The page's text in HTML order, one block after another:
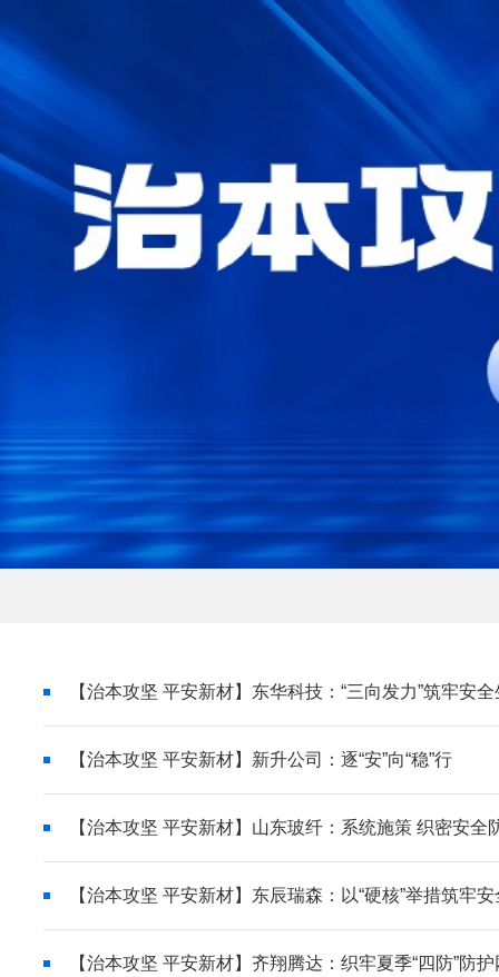
【治本攻坚 平安新材】东华科技：“三向发力”筑牢安
【治本攻坚 平安新材】新升公司：逐“安”向“稳”行
【治本攻坚 平安新材】山东玻纤：系统施策 织密安全
【治本攻坚 平安新材】东辰瑞森：以“硬核”举措筑牢
【治本攻坚 平安新材】齐翔腾达：织牢夏季“四防”防